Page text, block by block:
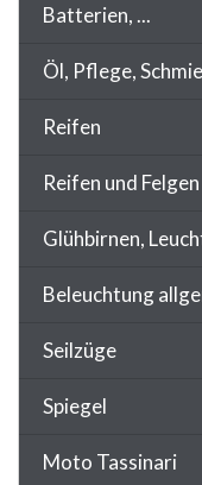
Batterien, ...
Öl, Pflege,
Reifen
Reifen und Felgen
Glühbirnen,
Beleuchtung
Seilzüge
Spiegel
Moto Tassinari